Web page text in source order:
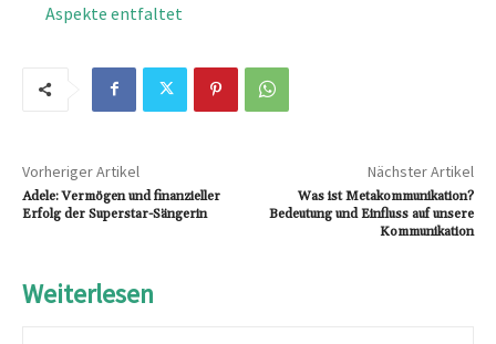
Aspekte entfaltet
Vorheriger Artikel
Adele: Vermögen und finanzieller
Erfolg der Superstar-Sängerin
Nächster Artikel
Was ist Metakommunikation?
Bedeutung und Einfluss auf unsere
Kommunikation
Weiterlesen